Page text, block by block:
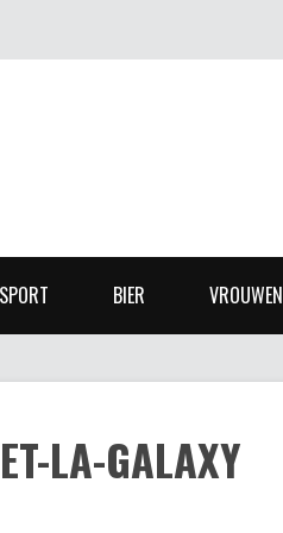
SPORT BIER VROUWEN
LA-GALAXY